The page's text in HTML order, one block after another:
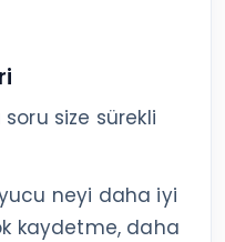
soru size sürekli
neyi daha iyi
kaydetme, daha